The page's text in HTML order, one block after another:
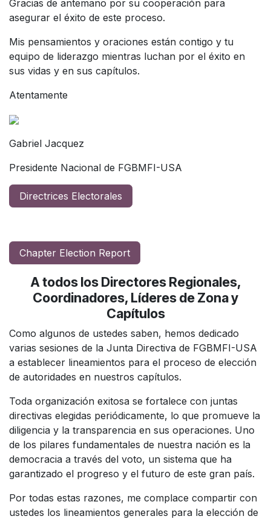
Gracias de antemano por su cooperación para
asegurar el éxito de este proceso.
Mis pensamientos y oraciones están contigo y tu
equipo de liderazgo mientras luchan por el éxito en
sus vidas y en sus capítulos.
Atentamente
Gabriel Jacquez
Presidente Nacional de FGBMFI-USA
Directrices Electorales
Chapter Election Report
A todos los Directores Regionales,
Coordinadores, Líderes de Zona y
Capítulos
Como algunos de ustedes saben, hemos dedicado
varias sesiones de la Junta Directiva de FGBMFI-USA
a establecer lineamientos para el proceso de elección
de autoridades en nuestros capítulos.
Toda organización exitosa se fortalece con juntas
directivas elegidas periódicamente, lo que promueve la
diligencia y la transparencia en sus operaciones. Uno
de los pilares fundamentales de nuestra nación es la
democracia a través del voto, un sistema que ha
garantizado el progreso y el futuro de este gran país.
Por todas estas razones, me complace compartir con
ustedes los lineamientos generales para la elección de